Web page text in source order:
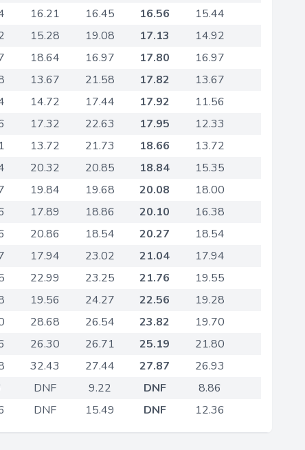
16.21 16.45 16.56
15.44
15.28 19.08 17.13
14.92
18.64 16.97 17.80
16.97
13.67 21.58 17.82
13.67
14.72 17.44 17.92
11.56
17.32 22.63 17.95
12.33
13.72 21.73 18.66
13.72
20.32 20.85 18.84
15.35
19.84 19.68 20.08
18.00
17.89 18.86 20.10
16.38
20.86 18.54 20.27
18.54
17.94 23.02 21.04
17.94
22.99 23.25 21.76
19.55
19.56 24.27 22.56
19.28
28.68 26.54 23.82
19.70
26.30 26.71 25.19
21.80
32.43 27.44 27.87
26.93
DNF 9.22 DNF
8.86
DNF 15.49 DNF 12.36